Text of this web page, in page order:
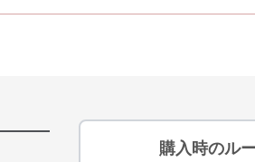
購入時のル